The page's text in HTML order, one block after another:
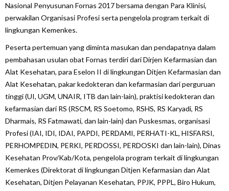
Nasional Penyusunan Fornas 2017 bersama dengan Para Klinisi,
perwakilan Organisasi Profesi serta pengelola program terkait di
lingkungan Kemenkes.
Peserta pertemuan yang diminta masukan dan pendapatnya dalam
pembahasan usulan obat Fornas terdiri dari Dirjen Kefarmasian dan
Alat Kesehatan, para Eselon II di lingkungan Ditjen Kefarmasian dan
Alat Kesehatan, pakar kedokteran dan kefarmasian dari perguruan
tinggi (UI, UGM, UNAIR, ITB dan lain-lain), praktisi kedokteran dan
kefarmasian dari RS (RSCM, RS Soetomo, RSHS, RS Karyadi, RS
Dharmais, RS Fatmawati, dan lain-lain) dan Puskesmas, organisasi
Profesi (IAI, IDI, IDAI, PAPDI, PERDAMI, PERHATI-KL, HISFARSI,
PERHOMPEDIN, PERKI, PERDOSSI, PERDOSKI dan lain-lain), Dinas
Kesehatan Prov/Kab/Kota, pengelola program terkait di lingkungan
Kemenkes (Direktorat di lingkungan Ditjen Kefarmasian dan Alat
Kesehatan, Ditjen Pelayanan Kesehatan, PPJK, PPPL, Biro Hukum,